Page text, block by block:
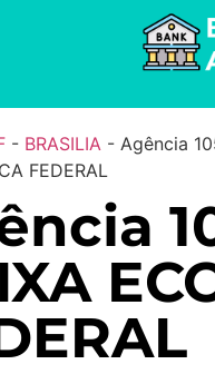
- BRASILIA - Agência
FEDERAL